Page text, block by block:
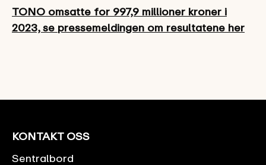
TONO omsatte for 997,9 millioner kroner i
2023, se pressemeldingen om resultatene her
KONTAKT OSS
Sentralbord